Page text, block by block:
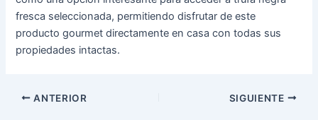
fresca seleccionada, permitiendo disfrutar de este
producto gourmet directamente en casa con todas sus
propiedades intactas.
ANTERIOR SIGUIENTE